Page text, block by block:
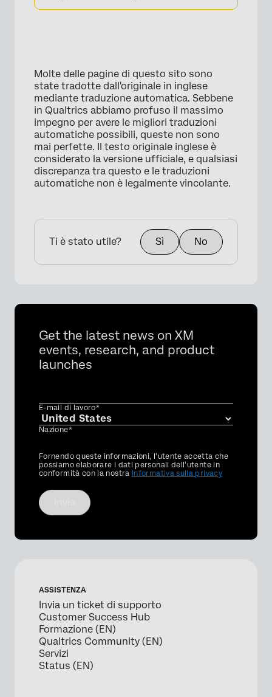
Molte delle pagine di questo sito sono
state tradotte dall'originale in inglese
mediante traduzione automatica. Sebbene
in Qualtrics abbiamo profuso il massimo
impegno per avere le migliori traduzioni
automatiche possibili, queste non sono
mai perfette. Il testo originale inglese è
considerato la versione ufficiale, e qualsiasi
discrepanza tra questo e le traduzioni
automatiche non è legalmente vincolante.
Ti è stato utile? Sì No
Get the latest news on XM
events, research, and product
launches
E-mail di lavoro*
Nazione*
Privacy
Optin
Fornendo queste informazioni, l'utente accetta che
possiamo elaborare i dati personali dell'utente in
conformità con la nostra Informativa sulla privacy
ASSISTENZA
Invia un ticket di supporto
Customer Success Hub
Formazione (EN)
Qualtrics Community (EN)
Servizi
Status (EN)